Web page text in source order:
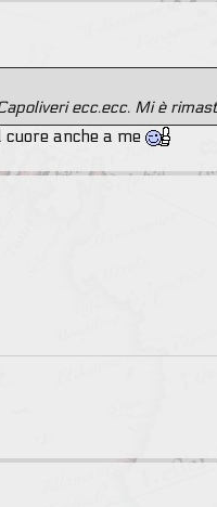
ecc.ecc. Mi è
anche a me